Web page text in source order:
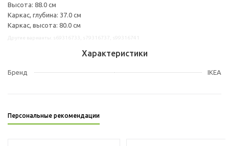
Высота: 88.0 см
Каркас, глубина: 37.0 см
Каркас, высота: 80.0 см
Характеристики
Бренд IKEA
Персональные рекомендации